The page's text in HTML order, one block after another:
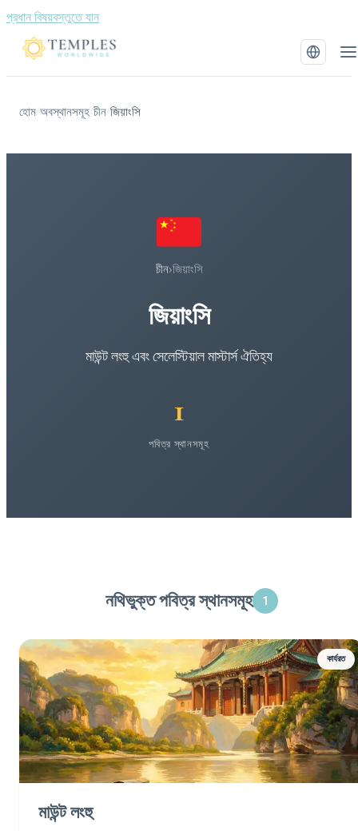
প্রধান বিষয়বস্তুতে যান
হোম/অবস্থানসমূহ/চীন/জিয়াংসি
চীন›জিয়াংসি
জিয়াংসি
মাউন্ট লংহু এবং সেলেস্টিয়াল মাস্টার্স ঐতিহ্য
1
পবিত্র স্থানসমূহ
নথিভুক্ত পবিত্র স্থানসমূহ 1
কার্যরত
মাউন্ট লংহু